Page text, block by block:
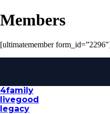
Members
[ultimatemember
4family
livegood
legacy